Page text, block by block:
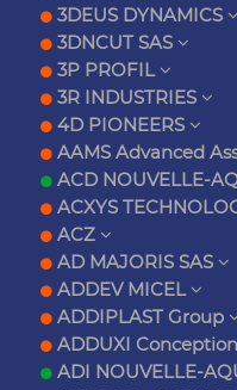
3DEUS DYNAMICS
3DNCUT SAS
3P PROFIL
3R INDUSTRIES
4D PIONEERS
AAMS Advanced
ACD NOUVELLE-
ACXYS
ACZ
AD MAJORIS SAS
ADDEV MICEL
ADDIPLAST Group
ADDUXI
ADI NOUVELLE-